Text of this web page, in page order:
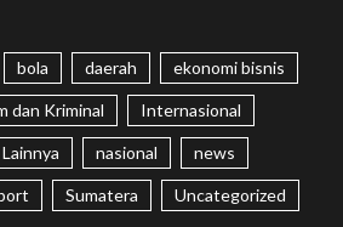
bola daerah ekonomi bisnis
dan Kriminal Internasional
Lainnya nasional news
Sumatera Uncategorized